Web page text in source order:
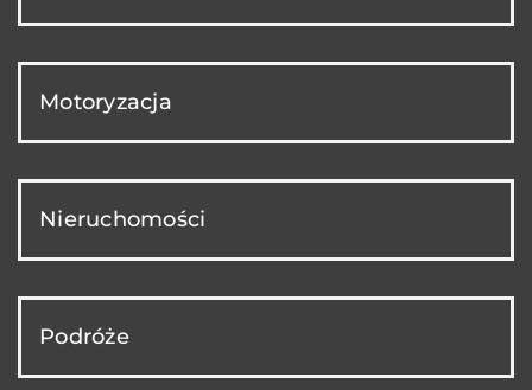
Motoryzacja
Nieruchomości
Podróże